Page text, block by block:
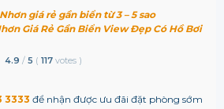
giá rẻ gần biển từ 3 – 5 sao
Giá Rẻ Gần Biển View Đẹp Có Hồ Bơi
4.9 / 5 ( 117 votes )
3333 để nhận được ưu đãi đặt phòng sớm